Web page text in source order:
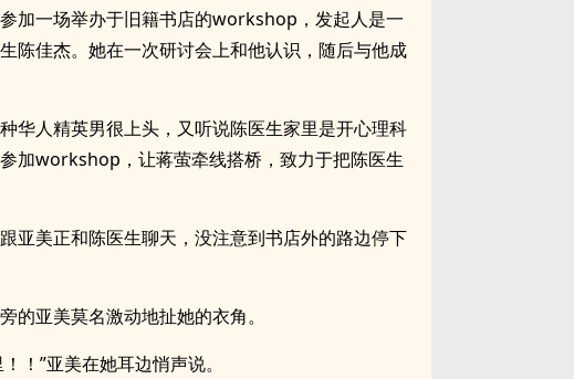
加一场举办于旧籍书店的workshop，发起人是一
陈佳杰。她在一次研讨会上和他认识，随后与他成
华人精英男很上头，又听说陈医生家里是开心理科
加workshop，让蒋萤牵线搭桥，致力于把陈医生
亚美正和陈医生聊天，没注意到书店外的路边停下
的亚美莫名激动地扯她的衣角。
！”亚美在她耳边悄声说。